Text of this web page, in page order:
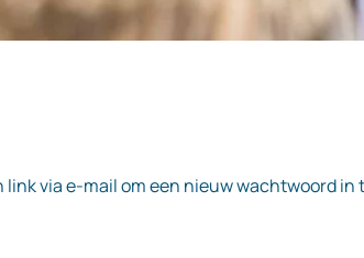
via e-mail om een nieuw wachtwoord in